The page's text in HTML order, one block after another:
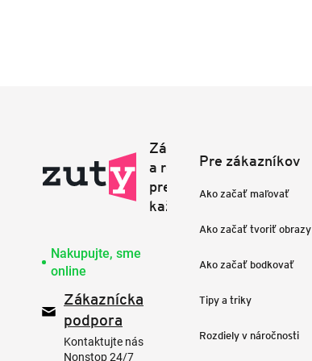
Nakupujte, sme
online
Zákaznícka
podpora
Kontaktujte nás
Nonstop 24/7
Pre zákazníkov
Ako začať maľovať
Ako začať tvoriť obrazy
Ako začať bodkovať
Tipy a triky
Rozdiely v náročnosti